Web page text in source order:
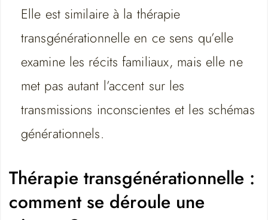
Elle est similaire à la thérapie
transgénérationnelle en ce sens qu’elle
examine les récits familiaux, mais elle ne
met pas autant l’accent sur les
transmissions inconscientes et les schémas
générationnels.
Thérapie transgénérationnelle :
comment se déroule une